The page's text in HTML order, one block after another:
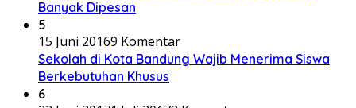
Banyak Dipesan
5
15 Juni 20169 Komentar
Sekolah di Kota Bandung Wajib Menerima Siswa
Berkebutuhan Khusus
6